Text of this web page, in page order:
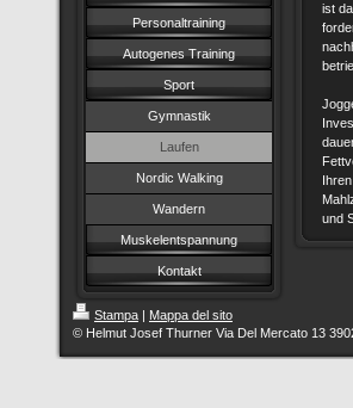
Personaltraining
Autogenes Training
Sport
Gymnastik
Laufen
Nordic Walking
Wandern
Muskelentspannung
Kontakt
ist
und
Stampa | Mappa del sito
© Helmut Josef Thurner Via Del Mercato 13